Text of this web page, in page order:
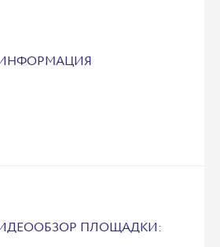
ПЛОЩАДКИ: